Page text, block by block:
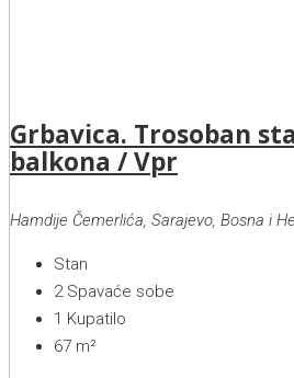
Grbavica. Trosoban
balkona / Vpr
Hamdije Čemerlića, Sarajevo, Bosna i
Stan
2 Spavaće sobe
1 Kupatilo
67 m²